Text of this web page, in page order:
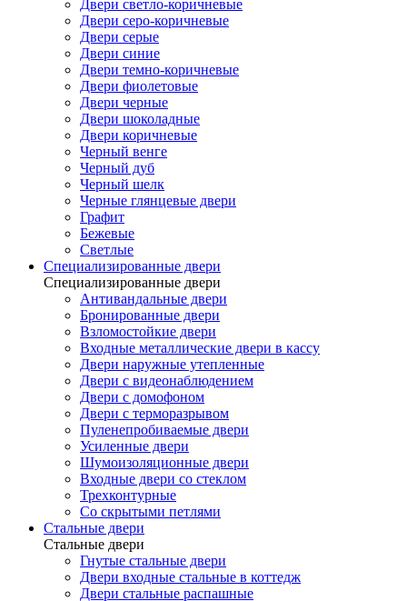
Двери светло-коричневые
Двери серо-коричневые
Двери серые
Двери синие
Двери темно-коричневые
Двери фиолетовые
Двери черные
Двери шоколадные
Двери коричневые
Черный венге
Черный дуб
Черный шелк
Черные глянцевые двери
Графит
Бежевые
Светлые
Специализированные двери
Специализированные двери
Антивандальные двери
Бронированные двери
Взломостойкие двери
Входные металлические двери в кассу
Двери наружные утепленные
Двери с видеонаблюдением
Двери с домофоном
Двери с терморазрывом
Пуленепробиваемые двери
Усиленные двери
Шумоизоляционные двери
Входные двери со стеклом
Трехконтурные
Со скрытыми петлями
Стальные двери
Стальные двери
Гнутые стальные двери
Двери входные стальные в коттедж
Двери стальные распашные